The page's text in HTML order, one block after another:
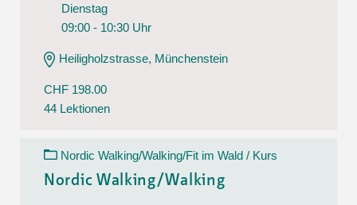
Dienstag
09:00 - 10:30 Uhr
Heiligholzstrasse, Münchenstein
CHF 198.00
44 Lektionen
Nordic Walking/Walking/Fit im Wald / Kurs
Nordic Walking/Walking